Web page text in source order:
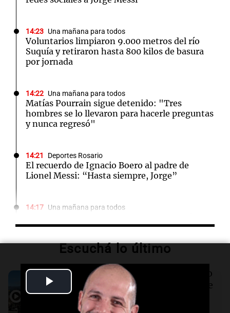
Play
Video
14:23 Una mañana para todos
Voluntarios limpiaron 9.000 metros del río
Suquía y retiraron hasta 800 kilos de basura
por jornada
14:22 Una mañana para todos
Matías Pourrain sigue detenido: "Tres
hombres se lo llevaron para hacerle preguntas
y nunca regresó"
14:21 Deportes Rosario
El recuerdo de Ignacio Boero al padre de
Lionel Messi: “Hasta siempre, Jorge”
14:17 Una mañana para todos
única: 30.000 turistas y el tradicional Toreo de
14:09 Una mañana para todos
Una nutricionista derribó el mito del
desayuno ideal: qué alimentos conviene
Escuchá lo último
Audio.Tragedia en Mendoza: un muerto
y cinco heridos tras caer dos autos desde
un puente
Una mañana para todos